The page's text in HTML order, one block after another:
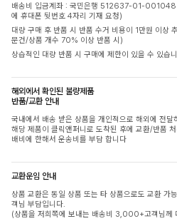
배송비 입금계좌 : 국민은행 512637-01-001048
에 휴대폰 뒷번호 4자리 기재 요청)
대량 구매 후 반품 시 반품 수거 비용이 1만원 이상
문건/상품 개수 70% 이상 반품 시)
상습적인 대량 반품 시 구매에 제한이 있을 수 있습
해외에서 확인된 불량제품
반품/교환 안내
국내에서 배송 받은 상품을 개인적으로 해외에 전달
해당 제품이 클릭앤퍼니로 도착된 후에 교환/반품
배비에 한해서 운송비를 부담 합니다
교환운임 안내
상품 교환은 동일 상품 또는 타 상품으로도 교환
객님 부담입니다.
(상품을 저희쪽에 보내는 배송비 3,000+고객님